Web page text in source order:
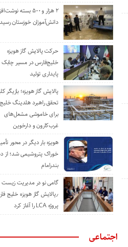
۲ هزار و ۵۰۰ بسته
دانش‌آموزان خوزستان رسید
حرکت پالایش گاز هویزه
خلیج‌فارس در مسیر
پایداری تولید
پالایش گاز هویزه؛ بازیگر
تحقق راهبرد هلدینگ
برای خاموشی مشعل‌های
غرب‌کارون و دارخوین
هویزه بار دیگر در محور
خوراک پتروشیمی شد؛ از
بندرامام
گامی نو در مدیریت
٫پالایش گاز هویزه خلیج
پروژه LCA را آغاز کرد
اجتماعی